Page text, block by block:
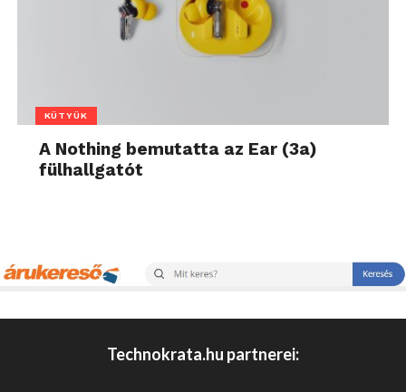
KÜTYÜK
A Nothing bemutatta az Ear (3a)
fülhallgatót
Technokrata.hu partnerei: